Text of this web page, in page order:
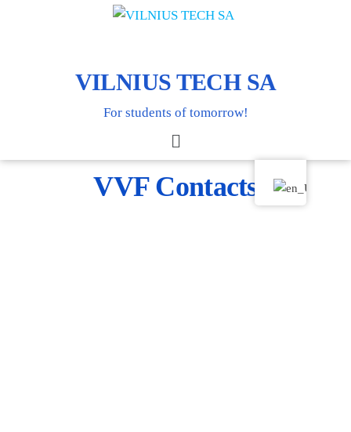
VILNIUS TECH SA
For students of tomorrow!
VVF Contacts